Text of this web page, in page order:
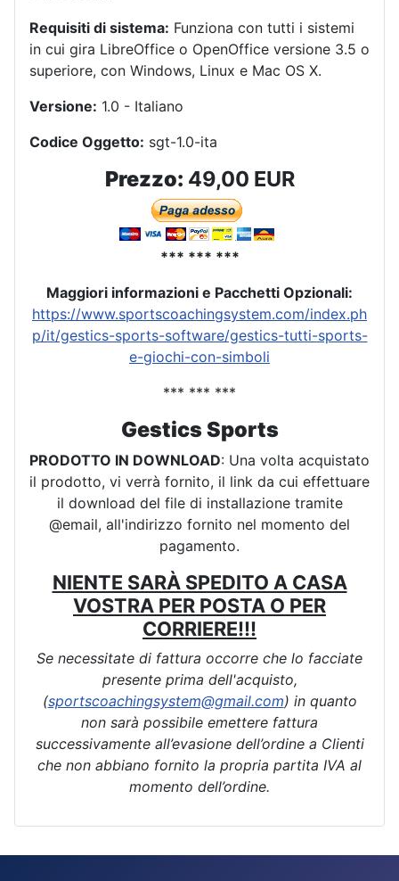
Requisiti di sistema: Funziona con tutti i sistemi
in cui gira LibreOffice o OpenOffice versione 3.5 o
superiore, con Windows, Linux e Mac OS X.
Versione: 1.0 - Italiano
Codice Oggetto: sgt-1.0-ita
Prezzo: 49,00 EUR
*** *** ***
Maggiori informazioni e Pacchetti Opzionali:
https://www.sportscoachingsystem.com/index.ph
p/it/gestics-sports-software/gestics-tutti-sports-
e-giochi-con-simboli
*** *** ***
Gestics Sports
PRODOTTO IN DOWNLOAD: Una volta acquistato
il prodotto, vi verrà fornito, il link da cui effettuare
il download del file di installazione tramite
@email, all'indirizzo fornito nel momento del
pagamento.
NIENTE SARÀ SPEDITO A CASA
VOSTRA PER POSTA O PER
CORRIERE!!!
Se necessitate di fattura occorre che lo facciate
presente prima dell'acquisto,
(sportscoachingsystem@gmail.com) in quanto
non sarà possibile emettere fattura
successivamente all’evasione dell’ordine a Clienti
che non abbiano fornito la propria partita IVA al
momento dell’ordine.